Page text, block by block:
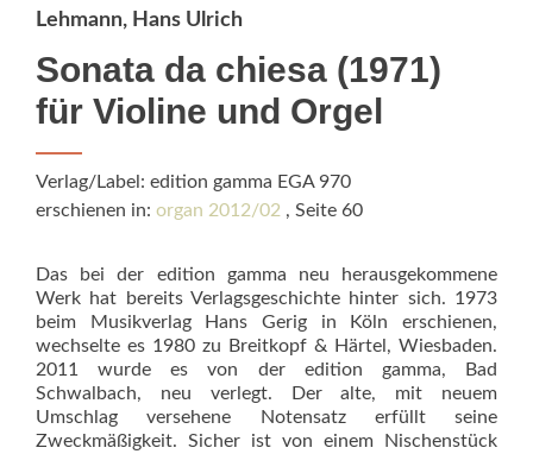
Lehmann, Hans Ulrich
Sonata da chiesa (1971)
für Violine und Orgel
Verlag/Label: edition gamma EGA 970
erschienen in: organ 2012/02 , Seite 60
Das bei der edition gamma neu herausgekommene
Werk hat bereits Verlagsgeschichte hinter sich. 1973
beim Musikverlag Hans Gerig in Köln erschienen,
wechselte es 1980 zu Breitkopf & Härtel, Wiesbaden.
2011 wurde es von der edition gamma, Bad
Schwalbach, neu verlegt. Der alte, mit neuem
Umschlag versehene Notensatz erfüllt seine
Zweckmäßigkeit. Sicher ist von einem Nischenstück